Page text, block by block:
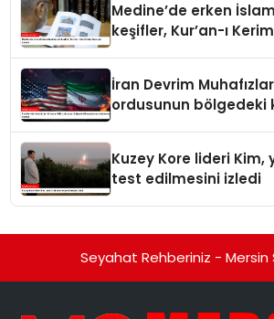
Medine’de erken
keşifler, Kur’an-ı
İran Devrim
ordusunun bölgedeki
Kuzey Kore lideri Kim,
test edilmesini izledi
Seyahat Rehberiniz - Mersin